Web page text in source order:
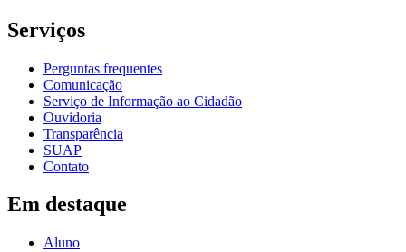
Serviços
Perguntas frequentes
Comunicação
Serviço de Informação ao Cidadão
Ouvidoria
Transparência
SUAP
Contato
Em destaque
Aluno